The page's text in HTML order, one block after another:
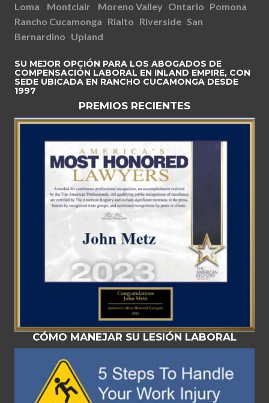
Loma
Montclair Moreno Valley Ontario Pomona
Rancho Cucamonga Rialto Riverside San
Bernardino Upland
SU MEJOR OPCIÓN PARA LOS ABOGADOS DE
COMPENSACIÓN LABORAL EN INLAND EMPIRE, CON
SEDE UBICADA EN RANCHO CUCAMONGA DESDE
1997
PREMIOS RECIENTES
CÓMO MANEJAR SU LESIÓN LABORAL